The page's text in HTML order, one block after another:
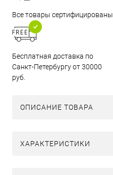
Все товары сертифицированы
Бесплатная доставка по
Санкт-Петербургу от 30000
руб.
ОПИСАНИЕ ТОВАРА
ХАРАКТЕРИСТИКИ